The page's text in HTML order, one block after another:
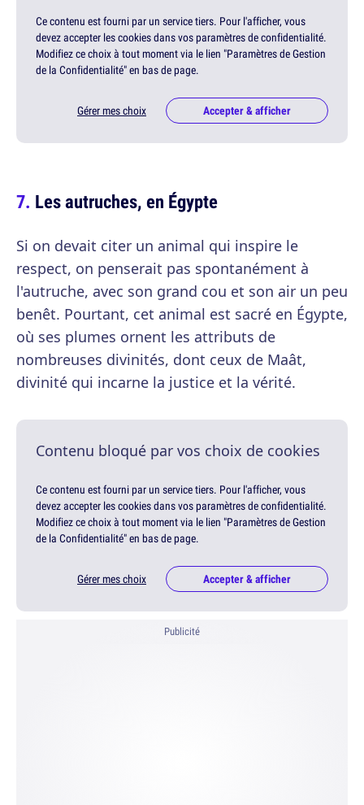
Ce contenu est fourni par un service tiers. Pour l'afficher, vous
devez accepter les cookies dans vos paramètres de confidentialité.
Modifiez ce choix à tout moment via le lien "Paramètres de Gestion
de la Confidentialité" en bas de page.
Gérer mes choix Accepter & afficher
Les autruches, en Égypte
Si on devait citer un animal qui inspire le
respect, on penserait pas spontanément à
l'autruche, avec son grand cou et son air un peu
benêt. Pourtant, cet animal est sacré en Égypte,
où ses plumes ornent les attributs de
nombreuses divinités, dont ceux de Maât,
divinité qui incarne la justice et la vérité.
Contenu bloqué par vos choix de cookies
Ce contenu est fourni par un service tiers. Pour l'afficher, vous
devez accepter les cookies dans vos paramètres de confidentialité.
Modifiez ce choix à tout moment via le lien "Paramètres de Gestion
de la Confidentialité" en bas de page.
Gérer mes choix Accepter & afficher
Publicité